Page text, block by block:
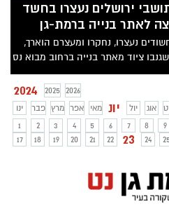
ירושלים נעצרו בחשד
לאתר בנייה ברמת-גן
נעצרו, נחקרו ומעצרם הוארך,
ציוד מאתר בנייה ברחוב מבוא נס
2024 2025
2026
ינו
פבר מרץ אפר מאי יונ יול אוג
1
2 3 4 5 6 7 8 9
17
18 19 20 21 22 23 24 25